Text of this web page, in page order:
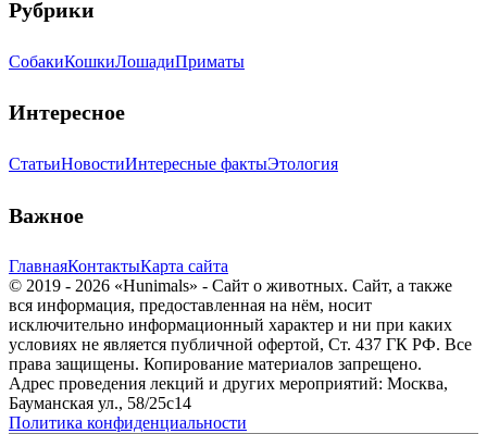
Рубрики
СобакиКошкиЛошадиПриматы
Интересное
СтатьиНовостиИнтересные фактыЭтология
Важное
ГлавнаяКонтактыКарта сайта
© 2019 - 2026 «Hunimals» - Сайт о животных. Сайт, а также
вся информация, предоставленная на нём, носит
исключительно информационный характер и ни при каких
условиях не является публичной офертой, Ст. 437 ГК РФ. Все
права защищены. Копирование материалов запрещено.
Адрес проведения лекций и других мероприятий: Москва,
Бауманская ул., 58/25с14
Политика конфиденциальности